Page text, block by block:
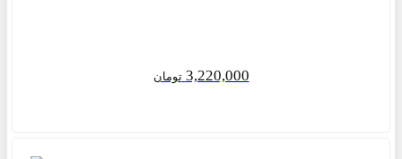
3,220,000 تومان